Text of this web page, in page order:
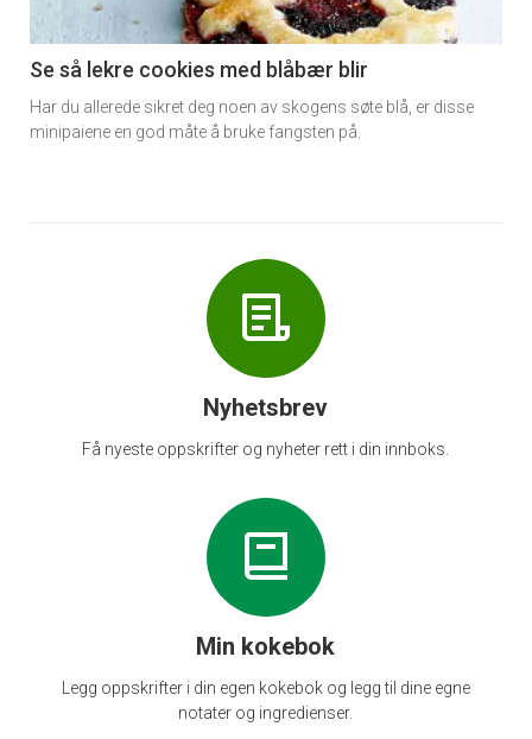
6
Se så lekre cookies med blåbær blir
Har du allerede sikret deg noen av skogens søte blå, er disse
minipaiene en god måte å bruke fangsten på.
Nyhetsbrev
Få nyeste oppskrifter og nyheter rett i din innboks.
Min kokebok
Legg oppskrifter i din egen kokebok og legg til dine egne
notater og ingredienser.